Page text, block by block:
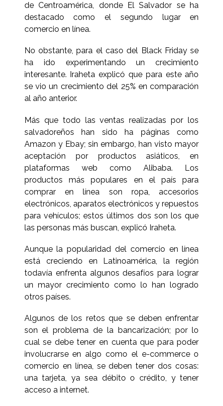
de Centroamérica, donde El Salvador se ha
destacado como el segundo lugar en
comercio en línea.
No obstante, para el caso del Black Friday se
ha ido experimentando un crecimiento
interesante. Iraheta explicó que para este año
se vio un crecimiento del 25% en comparación
al año anterior.
Más que todo las ventas realizadas por los
salvadoreños han sido ha páginas como
Amazon y Ebay; sin embargo, han visto mayor
aceptación por productos asiáticos, en
plataformas web como Alibaba. Los
productos más populares en el país para
comprar en línea son ropa, accesorios
electrónicos, aparatos electrónicos y repuestos
para vehículos; estos últimos dos son los que
las personas más buscan, explicó Iraheta.
Aunque la popularidad del comercio en línea
está creciendo en Latinoamérica, la región
todavía enfrenta algunos desafíos para lograr
un mayor crecimiento como lo han logrado
otros países.
Algunos de los retos que se deben enfrentar
son el problema de la bancarización; por lo
cual se debe tener en cuenta que para poder
involucrarse en algo como el e-commerce o
comercio en línea, se deben tener dos cosas:
una tarjeta, ya sea débito o crédito, y tener
acceso a internet.